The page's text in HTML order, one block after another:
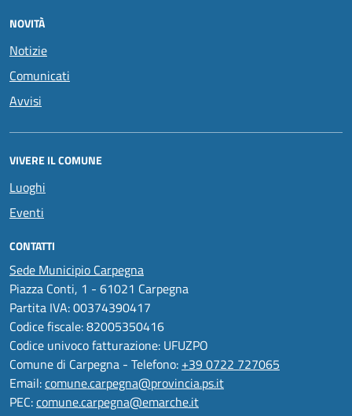
NOVITÀ
Notizie
Comunicati
Avvisi
VIVERE IL COMUNE
Luoghi
Eventi
CONTATTI
Sede Municipio Carpegna
Piazza Conti, 1 - 61021 Carpegna
Partita IVA: 00374390417
Codice fiscale: 82005350416
Codice univoco fatturazione: UFUZPO
Comune di Carpegna - Telefono: +39 0722 727065
Email:comune.carpegna@provincia.ps.it
PEC:comune.carpegna@emarche.it